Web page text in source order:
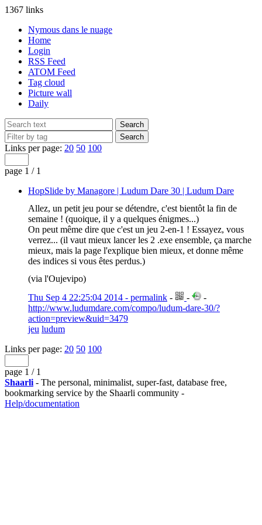
1367 links
Nymous dans le nuage
Home
Login
RSS Feed
ATOM Feed
Tag cloud
Picture wall
Daily
Links per page: 20 50 100
page 1 / 1
HopSlide by Managore | Ludum Dare 30 | Ludum Dare
Allez, un petit jeu pour se détendre, c'est bientôt la fin de
semaine ! (quoique, il y a quelques énigmes...)
On peut même dire que c'est un jeu 2-en-1 ! Essayez, vous
verrez... (il vaut mieux lancer les 2 .exe ensemble, ça marche
mieux, mais la page l'explique bien mieux, et donne même
des indices si vous êtes perdus.)
(via l'Oujevipo)
Thu Sep 4 22:25:04 2014 - permalink - -
-
http://www.ludumdare.com/compo/ludum-dare-30/?
action=preview&uid=3479
jeu ludum
Links per page: 20 50 100
page 1 / 1
Shaarli - The personal, minimalist, super-fast, database free,
bookmarking service by the Shaarli community -
Help/documentation